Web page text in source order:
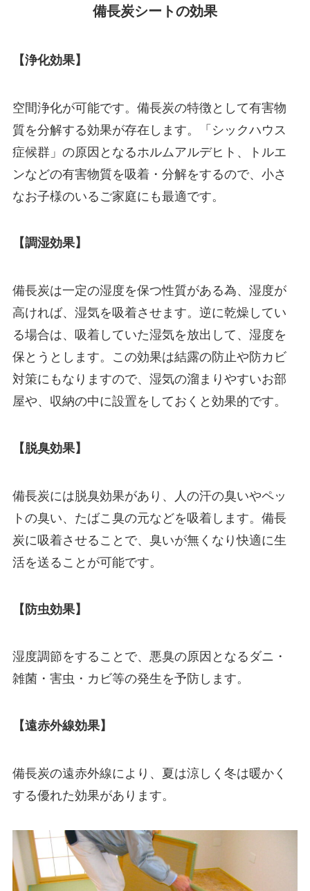
備長炭シートの効果
【浄化効果】
空間浄化が可能です。備長炭の特徴として有害物
質を分解する効果が存在します。「シックハウス
症候群」の原因となるホルムアルデヒト、トルエ
ンなどの有害物質を吸着・分解をするので、小さ
なお子様のいるご家庭にも最適です。
【調湿効果】
備長炭は一定の湿度を保つ性質がある為、湿度が
高ければ、湿気を吸着させます。逆に乾燥してい
る場合は、吸着していた湿気を放出して、湿度を
保とうとします。この効果は結露の防止や防カビ
対策にもなりますので、湿気の溜まりやすいお部
屋や、収納の中に設置をしておくと効果的です。
【脱臭効果】
備長炭には脱臭効果があり、人の汗の臭いやペッ
トの臭い、たばこ臭の元などを吸着します。備長
炭に吸着させることで、臭いが無くなり快適に生
活を送ることが可能です。
【防虫効果】
湿度調節をすることで、悪臭の原因となるダニ・
雑菌・害虫・カビ等の発生を予防します。
【遠赤外線効果】
備長炭の遠赤外線により、夏は涼しく冬は暖かく
する優れた効果があります。